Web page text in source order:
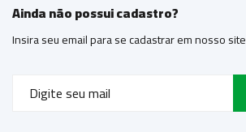
Ainda não possui cadastro?
Insira seu email para se cadastrar em nosso site